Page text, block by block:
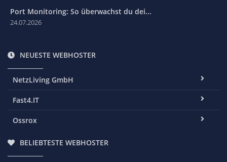
Port Monitoring: So überwachst du dei...
24.07.2026
NEUESTE WEBHOSTER
NetzLiving GmbH
Fast4.IT
Ossrox
BELIEBTESTE WEBHOSTER